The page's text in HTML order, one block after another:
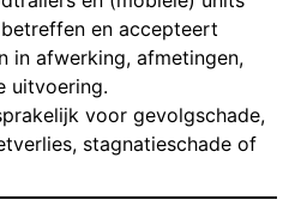
en accepteert
in afwerking, afmetingen,
uitvoering.
voor gevolgschade,
stagnatieschade of